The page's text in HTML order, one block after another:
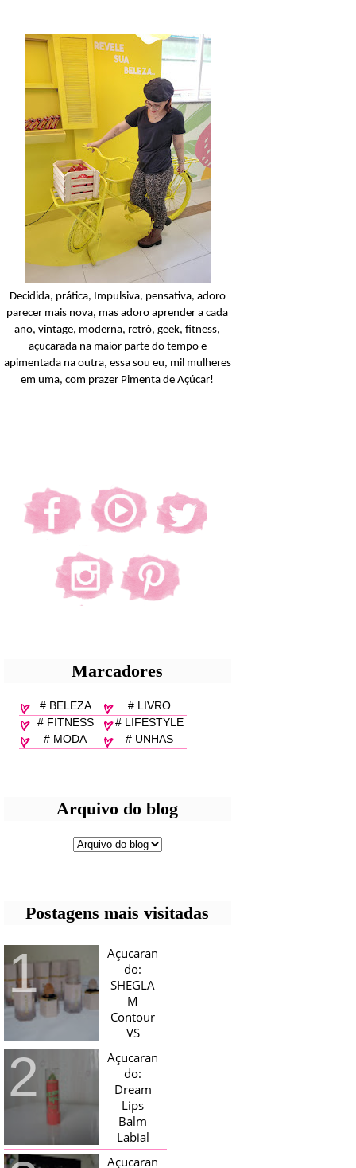
Condicionador
Açucarando: Shampoo
Condicionador Novex
Decidida, prática, Impulsiva, pensativa, adoro
parecer mais nova, mas adoro aprender a cada
ano, vintage, moderna, retrô, geek, fitness,
açucarada na maior parte do tempo e
apimentada na outra, essa sou eu, mil mulheres
em uma, com prazer Pimenta de Açúcar!
Marcadores
# BELEZA
# LIVRO
# FITNESS
# LIFESTYLE
# MODA
# UNHAS
Arquivo do blog
Postagens mais visitadas
Açucaran
do:
SHEGLA
M
Contour
VS
Bronzer!
HELLO AÇUCARADAS, E NESTE
MÊS CHEGOU AQUI EM CASA UMA
CAIXA RECHEADA DE SHEGLAM,
TINHA BLUSH, ILUMINADORES E
TODOS OS BRONZER E
CONTORNOS ...
Açucaran
do:
Dream
Lips
Balm
Labial
Magico
Açucaran